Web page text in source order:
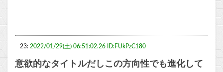
23: 2022/01/29(土) 06:51:02.26 ID:FUkPzC180
意欲的なタイトルだしこの方向性でも進化して